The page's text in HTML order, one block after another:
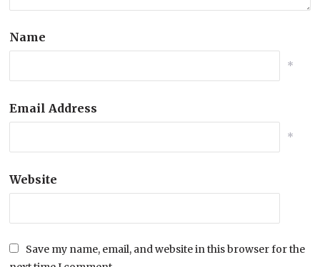
Name
*
Email Address
*
Website
Save my name, email, and website in this browser for the